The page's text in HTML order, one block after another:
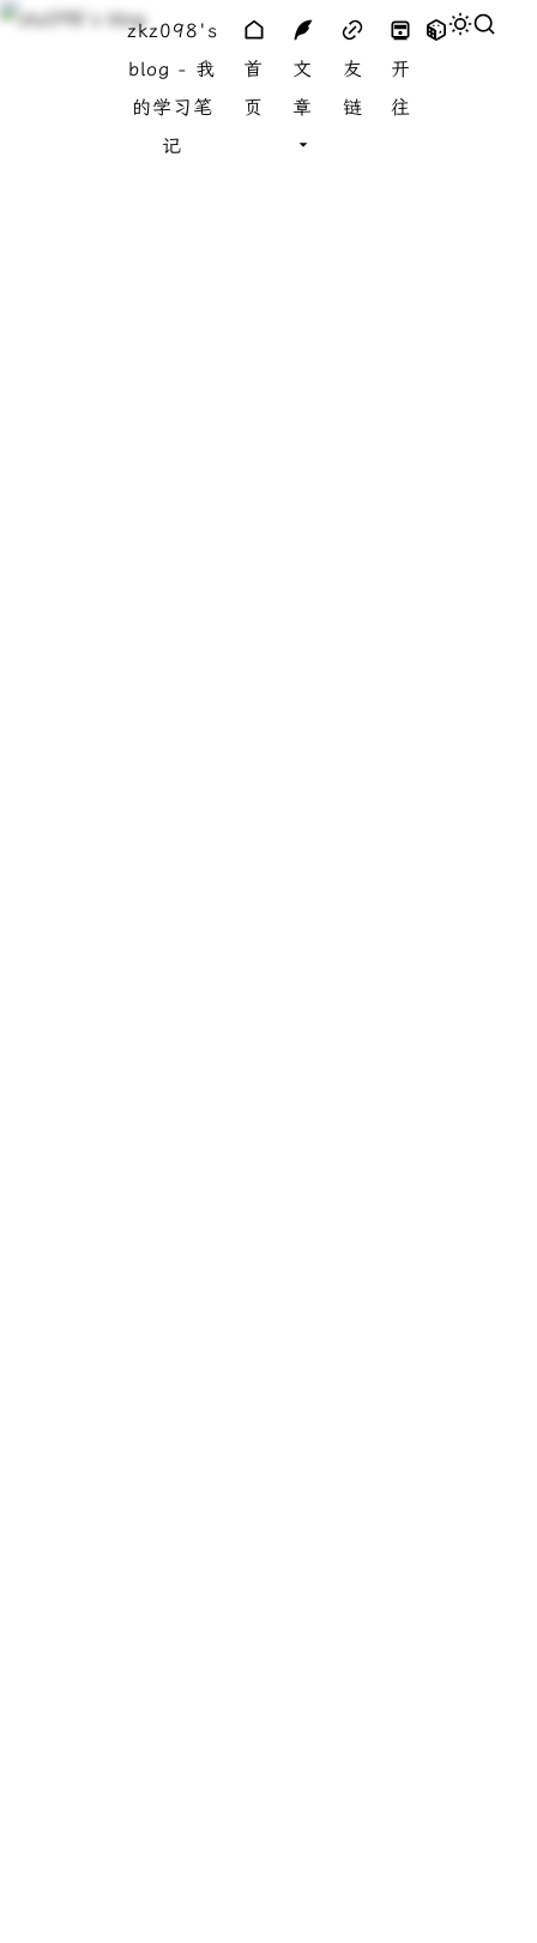
zkz098's
blog - 我
的学习笔
记
首
页
文
章
友
链
开
往